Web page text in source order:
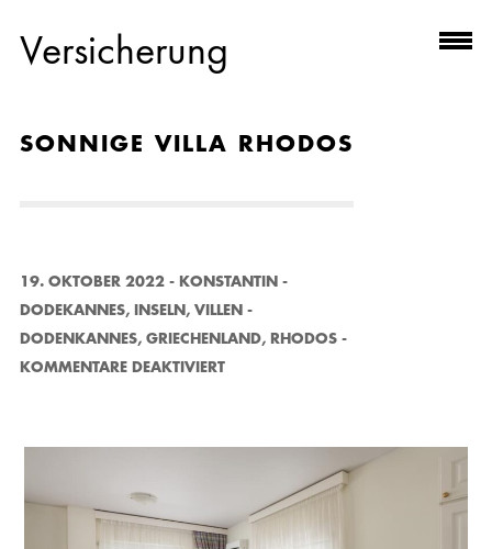
Versicherung
SONNIGE VILLA RHODOS
19. OKTOBER 2022 - KONSTANTIN -
DODEKANNES, INSELN , VILLEN -
DODENKANNES, GRIECHENLAND, RHODOS -
KOMMENTARE DEAKTIVIERTF
E
V